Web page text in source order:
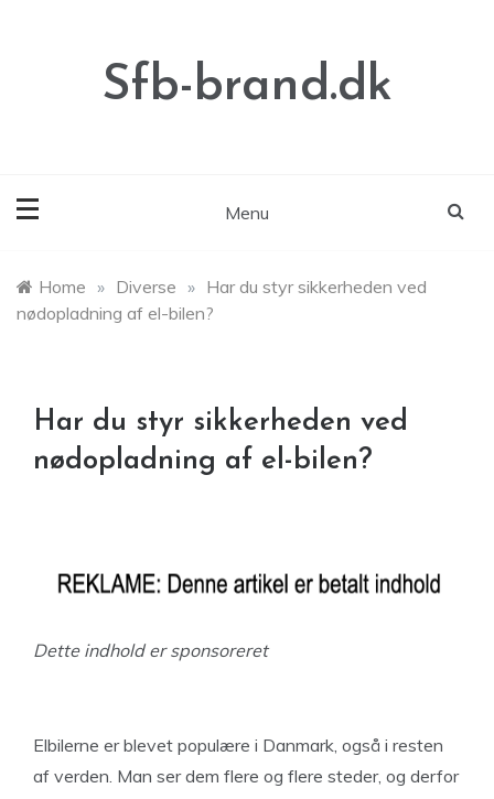
Sfb-brand.dk
Menu
Home » Diverse » Har du styr sikkerheden ved
nødopladning af el-bilen?
Har du styr sikkerheden ved
nødopladning af el-bilen?
Dette indhold er sponsoreret
Elbilerne er blevet populære i Danmark, også i resten
af verden. Man ser dem flere og flere steder, og derfor